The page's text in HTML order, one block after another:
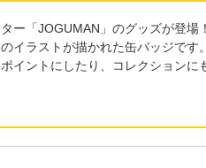
ー「JOGUMAN」のグッズが登場！
イラストが描かれた缶バッジです。
イントにしたり、コレクションに